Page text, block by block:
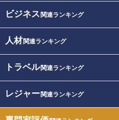
ビジネス 関連ランキング
人材関連ランキング
トラベル関連ランキング
レジャー関連ランキング